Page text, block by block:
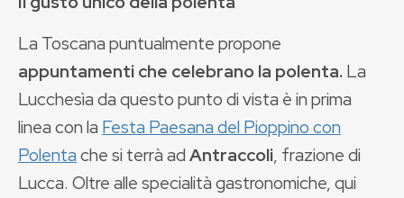
La Toscana puntualmente propone
appuntamenti che celebrano la polenta.La
Lucchesìa da questo punto di vista è in prima
linea con la Festa Paesana del Pioppino con
Polentache si terrà adAntraccoli, frazione di
Lucca. Oltre alle specialità gastronomiche, qui